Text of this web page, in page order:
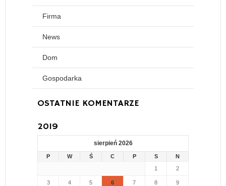
Firma
News
Dom
Gospodarka
OSTATNIE KOMENTARZE
2019
sierpień 2026
P W Ś C P S
N
1
2
3 4 5 6 7 8 9